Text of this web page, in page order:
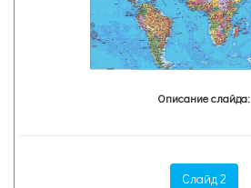
Описание слайда:
Слайд 2